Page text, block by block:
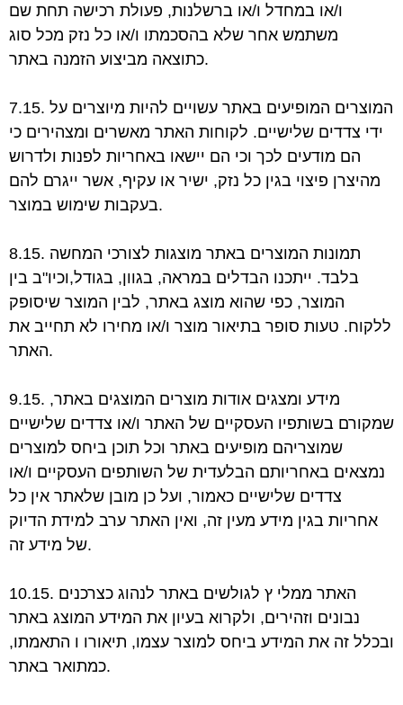
ו/או במחדל ו/או ברשלנות, פעולת רכישה תחת שם
משתמש אחר שלא בהסכמתו ו/או כל נזק מכל סוג
כתוצאהמביצוע הזמנה באתר.
7.15. המוצרים המופיעים באתר עשויים להיות מיוצרים על
ידי צדדים שלישיים. לקוחות האתר מאשרים ומצהירים כי
הם מודעים לכך וכי הם יישאו באחריות לפנות ולדרוש
מהיצרן פיצוי בגין כל נזק, ישיר או עקיף, אשר ייגרם להם
בעקבות שימוש במוצר.
8.15. תמונות המוצרים באתר מוצגות לצורכי המחשה
בלבד. ייתכנו הבדלים במראה, בגוון, בגודל,וכיו"ב בין
המוצר, כפי שהוא מוצג באתר, לבין המוצר שיסופק
ללקוח. טעות סופר בתיאור מוצר ו/או מחירו לא תחייב את
האתר.
9.15. מידע ומצגים אודות מוצרים המוצגים באתר,
שמקורם בשותפיו העסקיים של האתר ו/או צדדים שלישיים
שמוצריהם מופיעים באתר וכל תוכן ביחס למוצרים
נמצאים באחריותם הבלעדית של השותפים העסקיים ו/או
צדדים שלישיים כאמור, ועל כן מובן שלאתר אין כל
אחריות בגין מידע מעין זה, ואין האתר ערב למידת הדיוק
של מידע זה.
10.15. האתר ממלי ץ לגולשים באתר לנהוג כצרכנים
נבונים וזהירים, ולקרוא בעיון את המידע המוצג באתר
ובכלל זה את המידע ביחס למוצר עצמו, תיאורו ו התאמתו,
כמתואר באתר.